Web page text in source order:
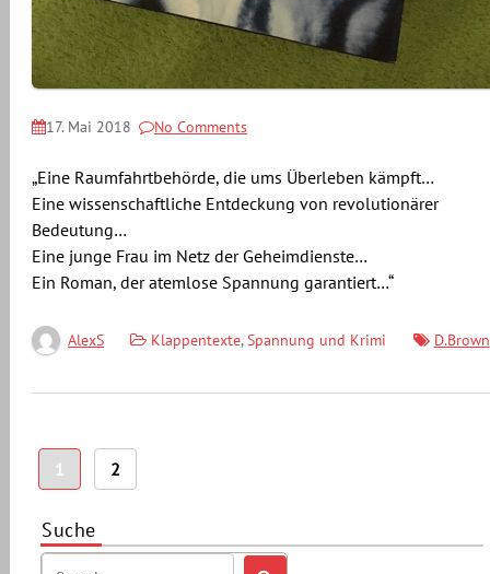
17. Mai 2018 No Comments
„Eine Raumfahrtbehörde, die ums Überleben kämpft…
Eine wissenschaftliche Entdeckung von revolutionärer
Bedeutung…
Eine junge Frau im Netz der Geheimdienste…
Ein Roman, der atemlose Spannung garantiert…“
AlexS Klappentexte,Spannung und Krimi D.Brown
Seitennummerierung
der
1 2
Suche